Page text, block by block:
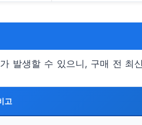
발생할 수 있으니, 구매 전 최
고